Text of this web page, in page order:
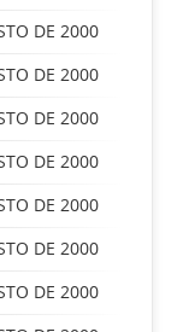
DE 2000
DE 2000
DE 2000
DE 2000
DE 2000
DE 2000
DE 2000